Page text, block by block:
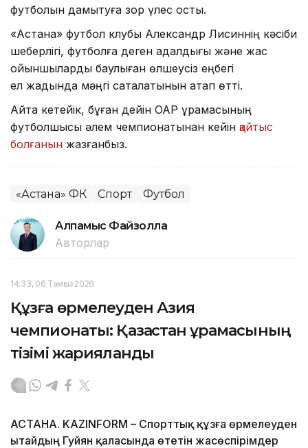
футболын дамытуға зор үлес қосты.
«Астана» футбол клубы Александр Лисиннің кәсіби
шеберлігі, футболға деген адалдығы және жас
ойыншыларды баулыған өлшеусіз еңбегі
ел жадында мәңгі сақталатынын атап өтті.
Айта кетейік, бұған дейін ОАР құрамасының
футболшысы әлем чемпионатынан кейін қайтыс
болғанын жазғанбыз.
«Астана» ФК Спорт Футбол
Алпамыс Файзолла
Авторлар
14:33, 06 Тамыз 2026
Құзға өрмелеуден Азия
чемпионаты: Қазақстан құрамасының
тізімі жарияланды
АСТАНА. KAZINFORM – Спорттық құзға өрмелеуден
Қытайдың Гуйян қаласында өтетін жасөспірімдер